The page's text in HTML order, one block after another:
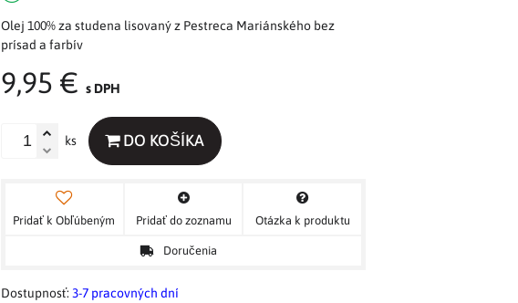
Olej 100% za studena lisovaný z Pestreca Mariánského bez
prísad a farbív
9,95 € s DPH
ks DO KOŠÍKA
Pridať k Obľúbeným Pridať do zoznamu Otázka k produktu
Doručenia
Dostupnosť: 3-7 pracovných dní